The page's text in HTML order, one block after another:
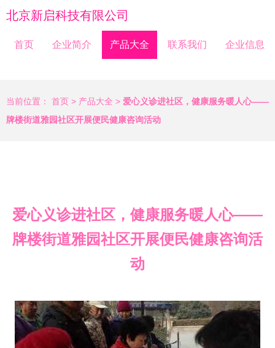
北京新启科技有限公司
首页 企业简介 产品大全 联系我们 企业信息
当前位置： 首页 > 产品大全 > 爱心义诊进社区，健康服务暖人心——
牌楼街道雅园社区开展便民健康咨询活动
爱心义诊进社区，健康服务暖人心——
牌楼街道雅园社区开展便民健康咨询活
动